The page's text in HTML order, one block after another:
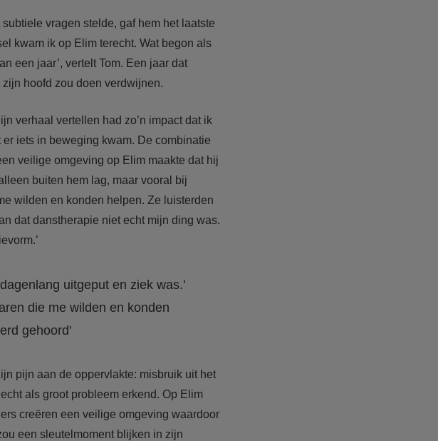
vragen stelde, gaf hem het laatste
kwam ik op Elim terecht. Wat begon als
een jaar’, vertelt Tom. Een jaar dat
hoofd zou doen verdwijnen.
verhaal vertellen had zo’n impact dat ik
iets in beweging kwam. De combinatie
veilige omgeving op Elim maakte dat hij
buiten hem lag, maar vooral bij
wilden en konden helpen. Ze luisterden
dat danstherapie niet echt mijn ding was.
uitgeput en ziek was.’
die me wilden en konden
gehoord'
pijn aan de oppervlakte: misbruik uit het
als groot probleem erkend. Op Elim
creëren een veilige omgeving waardoor
een sleutelmoment blijken in zijn